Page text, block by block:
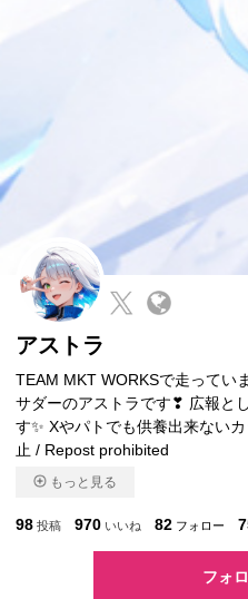
アストラ
TEAM MKT WORKSで走ってい
サダーのアストラです❣ 広報と
す✨ Xやパトでも供養出来ない
止 / Repost prohibited
もっと見る
98 投稿 970 いいね 82 フォロー
フォ